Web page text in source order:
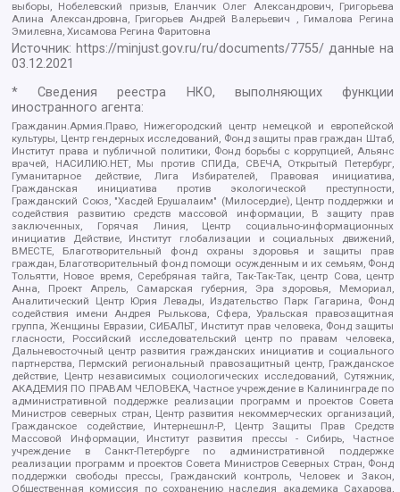
выборы, Нобелевский призыв, Еланчик Олег Александрович, Григорьева
Алина Александровна, Григорьев Андрей Валерьевич , Гималова Регина
Эмилевна, Хисамова Регина Фаритовна
Источник: https://minjust.gov.ru/ru/documents/7755/ данные на
03.12.2021
* Сведения реестра НКО, выполняющих функции
иностранного агента:
Гражданин.Армия.Право, Нижегородский центр немецкой и европейской
культуры, Центр гендерных исследований, Фонд защиты прав граждан Штаб,
Институт права и публичной политики, Фонд борьбы с коррупцией, Альянс
врачей, НАСИЛИЮ.НЕТ, Мы против СПИДа, СВЕЧА, Открытый Петербург,
Гуманитарное действие, Лига Избирателей, Правовая инициатива,
Гражданская инициатива против экологической преступности,
Гражданский Союз, "Хасдей Ерушалаим" (Милосердие), Центр поддержки и
содействия развитию средств массовой информации, В защиту прав
заключенных, Горячая Линия, Центр социально-информационных
инициатив Действие, Институт глобализации и социальных движений,
ВМЕСТЕ, Благотворительный фонд охраны здоровья и защиты прав
граждан, Благотворительный фонд помощи осужденным и их семьям, Фонд
Тольятти, Новое время, Серебряная тайга, Так-Так-Так, центр Сова, центр
Анна, Проект Апрель, Самарская губерния, Эра здоровья, Мемориал,
Аналитический Центр Юрия Левады, Издательство Парк Гагарина, Фонд
содействия имени Андрея Рылькова, Сфера, Уральская правозащитная
группа, Женщины Евразии, СИБАЛЬТ, Институт прав человека, Фонд защиты
гласности, Российский исследовательский центр по правам человека,
Дальневосточный центр развития гражданских инициатив и социального
партнерства, Пермский региональный правозащитный центр, Гражданское
действие, Центр независимых социологических исследований, Сутяжник,
АКАДЕМИЯ ПО ПРАВАМ ЧЕЛОВЕКА, Частное учреждение в Калининграде по
административной поддержке реализации программ и проектов Совета
Министров северных стран, Центр развития некоммерческих организаций,
Гражданское содействие, Интернешнл-Р, Центр Защиты Прав Средств
Массовой Информации, Институт развития прессы - Сибирь, Частное
учреждение в Санкт-Петербурге по административной поддержке
реализации программ и проектов Совета Министров Северных Стран, Фонд
поддержки свободы прессы, Гражданский контроль, Человек и Закон,
Общественная комиссия по сохранению наследия академика Сахарова,